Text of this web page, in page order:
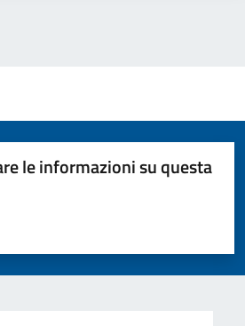
le informazioni su questa
5 stelle su 5
su 5
su 5